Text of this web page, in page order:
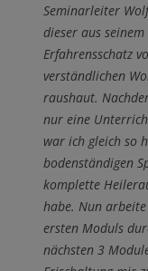
Seminarleiter
dieser aus
Erfahrensschatz
verständlichen
raushaut.
nur eine
war ich gleich so
bodenständigen
komplette
habe. Nun
ersten Moduls
nächsten 3